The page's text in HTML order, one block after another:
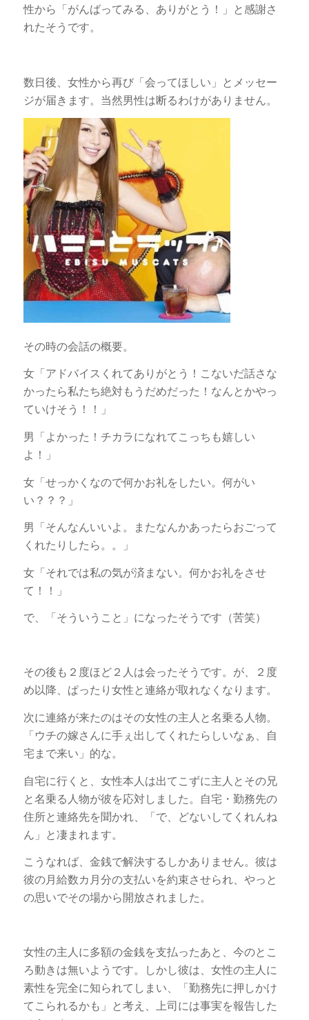
性から「がんばってみる、ありがとう！」と感謝さ
れたそうです。
数日後、女性から再び「会ってほしい」とメッセー
ジが届きます。当然男性は断るわけがありません。
その時の会話の概要。
女「アドバイスくれてありがとう！こないだ話さな
かったら私たち絶対もうだめだった！なんとかやっ
ていけそう！！」
男「よかった！チカラになれてこっちも嬉しい
よ！」
女「せっかくなので何かお礼をしたい。何がい
い？？？」
男「そんなんいいよ。またなんかあったらおごって
くれたりしたら。。」
女「それでは私の気が済まない。何かお礼をさせ
て！！」
で、「そういうこと」になったそうです（苦笑）
その後も２度ほど２人は会ったそうです。が、２度
め以降、ぱったり女性と連絡が取れなくなります。
次に連絡が来たのはその女性の主人と名乗る人物。
「ウチの嫁さんに手ぇ出してくれたらしいなぁ、自
宅まで来い」的な。
自宅に行くと、女性本人は出てこずに主人とその兄
と名乗る人物が彼を応対しました。自宅・勤務先の
住所と連絡先を聞かれ、「で、どないしてくれんね
ん」と凄まれます。
こうなれば、金銭で解決するしかありません。彼は
彼の月給数カ月分の支払いを約束させられ、やっと
の思いでその場から開放されました。
女性の主人に多額の金銭を支払ったあと、今のとこ
ろ動きは無いようです。しかし彼は、女性の主人に
素性を完全に知られてしまい、「勤務先に押しかけ
てこられるかも」と考え、上司には事実を報告した